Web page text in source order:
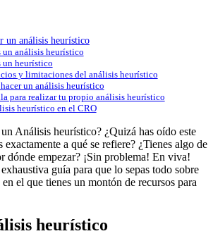
un análisis heurístico
un análisis heurístico
un heurístico
y limitaciones del análisis heurístico
un análisis heurístico
para realizar tu propio análisis heurístico
heurístico en el CRO
Análisis heurístico? ¿Quizá has oído este
exactamente a qué se refiere? ¿Tienes algo de
dónde empezar? ¡Sin problema! En viva!
guía para que lo sepas todo sobre
el que tienes un montón de recursos para
heurístico